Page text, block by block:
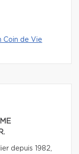
Coin de Vie
depuis 1982,